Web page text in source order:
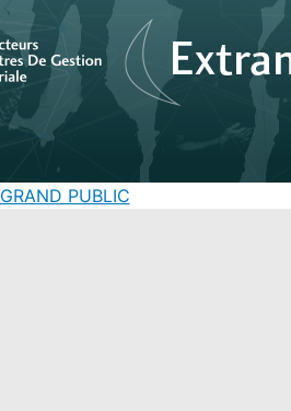
Aller au contenu principal
GRAND PUBLIC